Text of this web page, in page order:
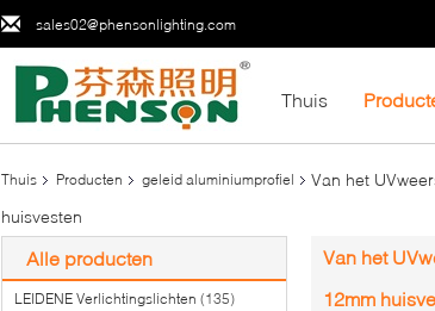
sales02@phensonlighting.com
Thuis
Thuis Producten geleid aluminiumprofiel
Van het
huisvesten
Alle producten
LEIDENE Verlichtingslichten (135)
Van het
12mm